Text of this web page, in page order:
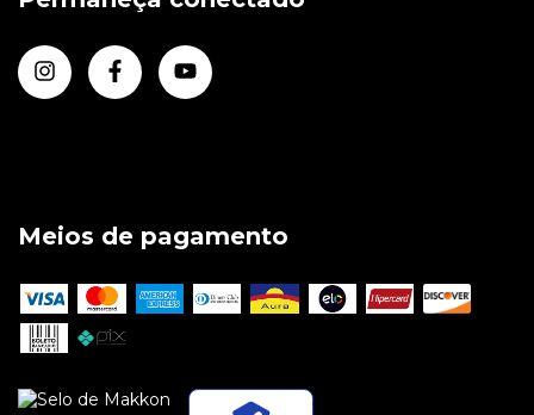
Meios de pagamento